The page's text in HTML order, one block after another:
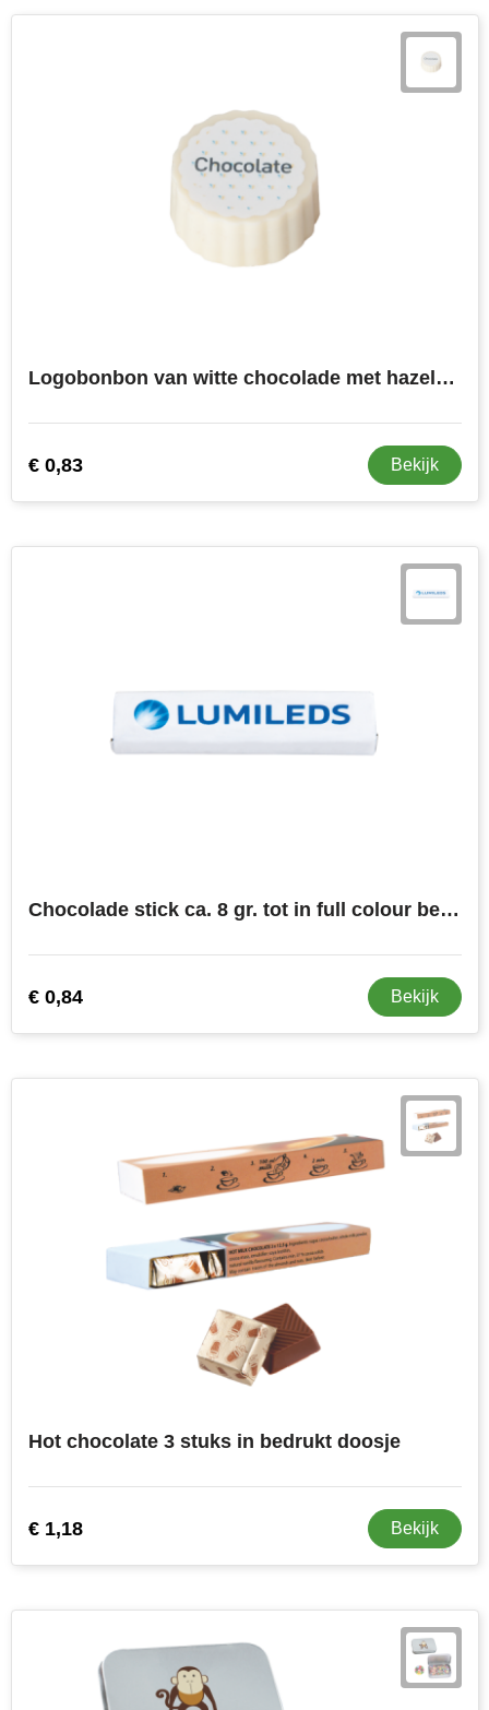
Logobonbon van witte chocolade met hazelnoot praline, rechthoekig of rond, opdruk tot in full colour, bulk verpakt
€ 0,83 Bekijk
Chocolade stick ca. 8 gr. tot in full colour bedrukt
€ 0,84 Bekijk
Hot chocolate 3 stuks in bedrukt doosje
€ 1,18 Bekijk